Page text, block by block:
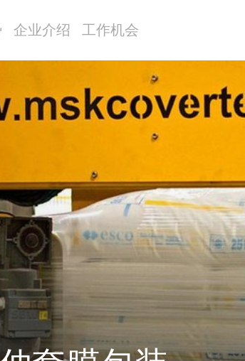
企业介绍 工作机会